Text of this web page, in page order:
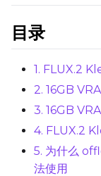
目录
1. FLUX.2
2. 16GB
3. 16GB
4. FLUX.2
5. 为什么
法使用